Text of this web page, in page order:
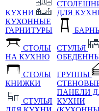
КУХНИ
КУХОННЫЕ
ГАРНИТУРЫ
СТОЛЫ
НА КУХНЮ
СТОЛЫ
КНИЖКИ
СТУЛЬЯ
ДЛЯ
СТУЛЬЯ
ГРУППЫ
ПАНЕЛИ
КУХНИ